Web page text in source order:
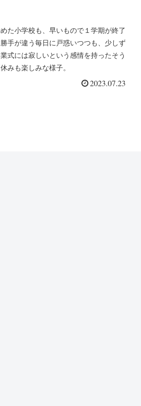
た小学校も、早いもので１学期が終了
手が違う毎日に戸惑いつつも、少しず
式には寂しいという感情を持ったそう
みも楽しみな様子。
2023.07.23